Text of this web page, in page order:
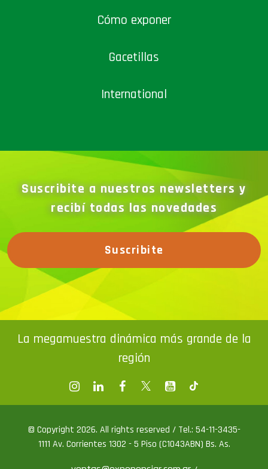
Cómo exponer
Gacetillas
International
Suscribite a nuestros newsletters y
recibí todas las novedades
Suscribite
La megamuestra dinámica más grande de la
región
© Copyright 2026. All rights reserved / Tel.: 54-11-3435-
1111 Av. Corrientes 1302 - 5 Piso (C1043ABN) Bs. As.